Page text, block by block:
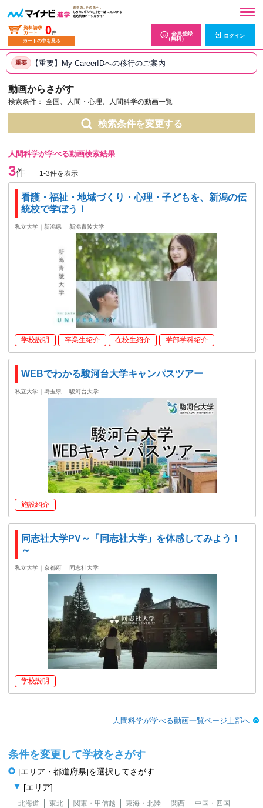
資料請求
カート
0件
カートの中を見る
会員登録
（無料）
ログイン
重要 【重要】My CareerIDへの移行のご案内
動画からさがす
検索条件： 全国、人間・心理、人間科学の動画一覧
検索条件を変更する
人間科学が学べる動画検索結果
3件 1-3件を表示
看護・福祉・地域づくり・心理・子どもを、新潟の伝
統校で学ぼう！
私立大学｜新潟県 新潟青陵大学
学校説明 卒業生紹介 在校生紹介 学部学科紹介
WEBでわかる駿河台大学キャンパスツアー
私立大学｜埼玉県 駿河台大学
施設紹介
同志社大学PV～「同志社大学」を体感してみよう！
～
私立大学｜京都府 同志社大学
学校説明
人間科学が学べる動画一覧ページ上部へ
条件を変更して学校をさがす
[エリア・都道府県]を選択してさがす
[エリア]
北海道 東北 関東・甲信越 東海・北陸 関西
中国・四国